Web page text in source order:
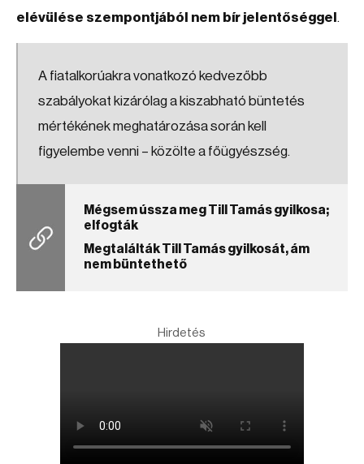
elévülése szempontjából nem bír jelentőséggel .
A fiatalkorúakra vonatkozó kedvezőbb
szabályokat kizárólag a kiszabható büntetés
mértékének meghatározása során kell
figyelembe venni – közölte a főügyészség.
Mégsem ússza meg Till Tamás gyilkosa;
elfogták
Megtalálták Till Tamás gyilkosát, ám
nem büntethető
Hirdetés